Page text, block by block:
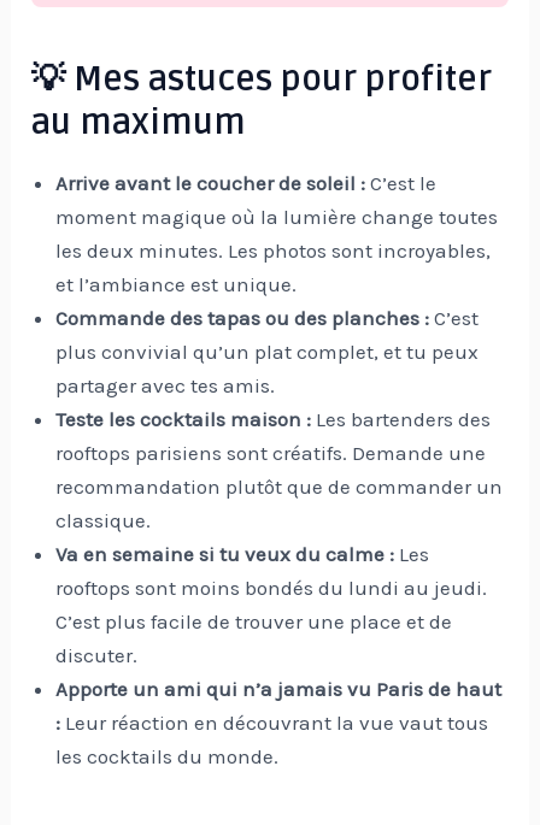
💡 Mes astuces pour profiter
au maximum
Arrive avant le coucher de soleil : C’est le
moment magique où la lumière change toutes
les deux minutes. Les photos sont incroyables,
et l’ambiance est unique.
Commande des tapas ou des planches : C’est
plus convivial qu’un plat complet, et tu peux
partager avec tes amis.
Teste les cocktails maison : Les bartenders des
rooftops parisiens sont créatifs. Demande une
recommandation plutôt que de commander un
classique.
Va en semaine si tu veux du calme : Les
rooftops sont moins bondés du lundi au jeudi.
C’est plus facile de trouver une place et de
discuter.
Apporte un ami qui n’a jamais vu Paris de haut
: Leur réaction en découvrant la vue vaut tous
les cocktails du monde.